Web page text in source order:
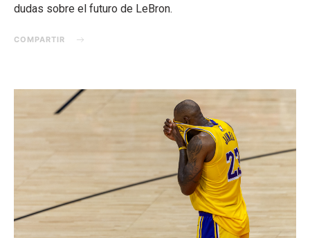
dudas sobre el futuro de LeBron.
COMPARTIR